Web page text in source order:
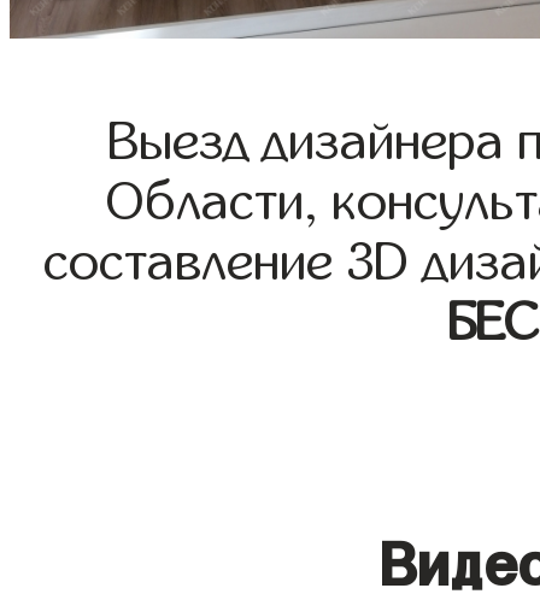
Выезд дизайнера
Области,
составление 3D